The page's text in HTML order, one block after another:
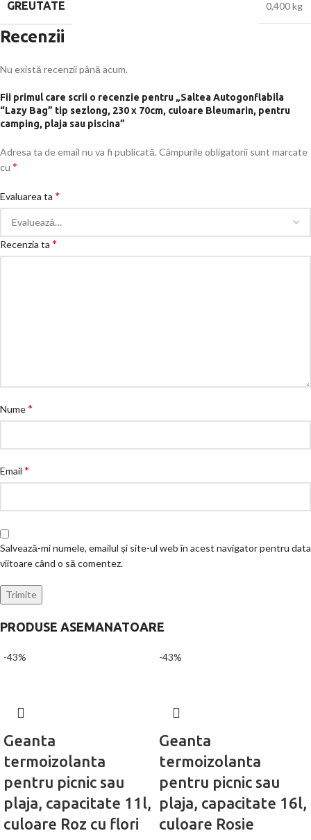
GREUTATE 0,400 kg
Recenzii
Nu există recenzii până acum.
Fii primul care scrii o recenzie pentru „Saltea Autogonflabila
“Lazy Bag” tip sezlong, 230 x 70cm, culoare Bleumarin, pentru
camping, plaja sau piscina”
Adresa ta de email nu va fi publicată. Câmpurile obligatorii sunt marcate
cu *
Evaluarea ta *
Recenzia ta *
Nume*
Email *
Salvează-mi numele, emailul și site-ul web în acest navigator pentru data
viitoare când o să comentez.
PRODUSE ASEMANATOARE
-43%
Geanta
termoizolanta
pentru picnic sau
plaja, capacitate 11l,
culoare Roz cu flori
-43%
Geanta
termoizolanta
pentru picnic sau
plaja, capacitate 16l,
culoare Rosie